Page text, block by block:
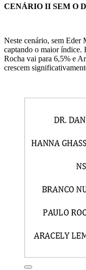
CENÁRIO II SEM O
Neste cenário, sem Eder
captando o maior índice.
Rocha vai para 6,5% e
crescem